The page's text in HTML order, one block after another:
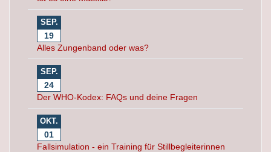
SEP.
19
Alles Zungenband oder was?
SEP.
24
Der WHO-Kodex: FAQs und deine Fragen
OKT.
01
Fallsimulation - ein Training für Stillbegleiterinnen